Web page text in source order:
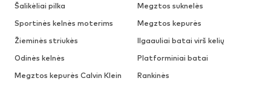
Šalikėliai pilka
Megztos suknelės
Sportinės kelnės moterims
Megztos kepurės
Žieminės striukės
Ilgaauliai batai virš kelių
Odinės kelnės
Platforminiai batai
Megztos kepurės Calvin Klein
Rankinės